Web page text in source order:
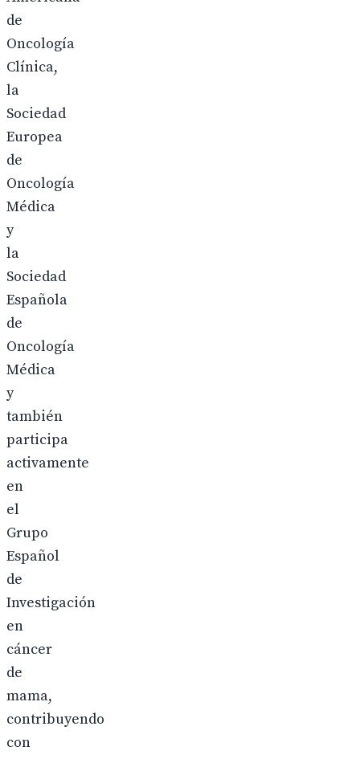
de
Oncología
Clínica,
la
Sociedad
Europea
de
Oncología
Médica
y
la
Sociedad
Española
de
Oncología
Médica
y
también
participa
activamente
en
el
Grupo
Español
de
Investigación
en
cáncer
de
mama,
contribuyendo
con